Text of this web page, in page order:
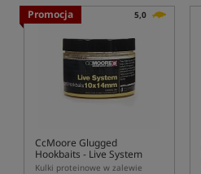
Promocja 5,0
CcMoore Glugged
Hookbaits - Live System
Kulki proteinowe w zalewie